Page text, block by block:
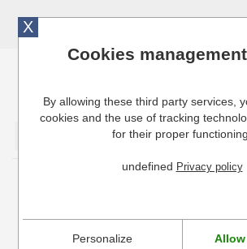
Cuisinresto: Ustensiles de cuisine
X
Cookies
By allowing these third party services,
cookies and the use of tracking
for their proper functioning.
undefined Privacy policy
Personalize